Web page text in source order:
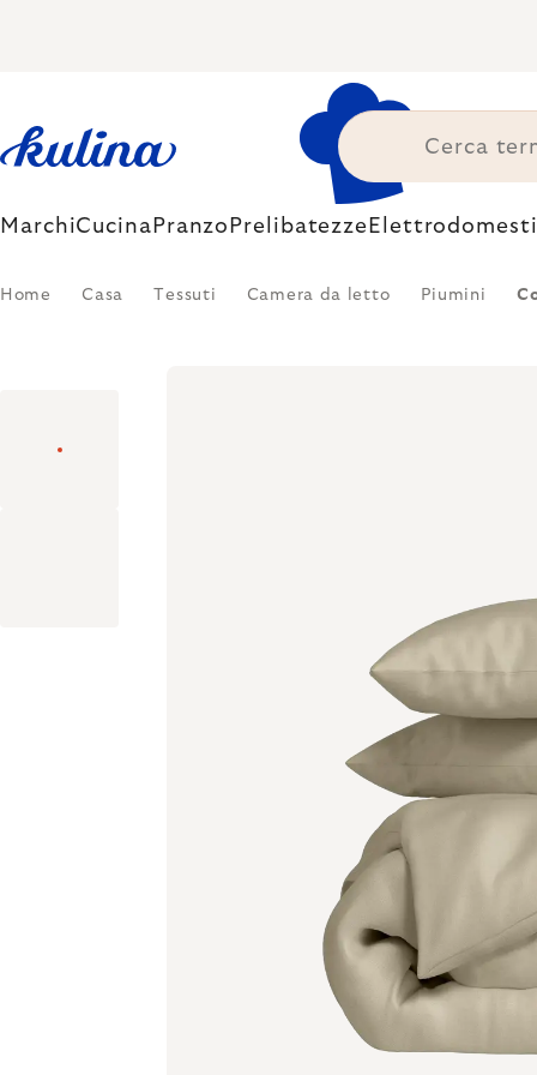
MarchiCucina Pranzo Prelibatezze
Home Casa Tessuti Camera da letto Piumini